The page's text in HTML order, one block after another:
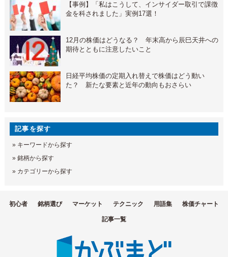
【事例】「私はこうして、インサイダー取引で課徴
金を科されました」実例17選！
12月の株価はどうなる？ 年末高から辰巳天井への
期待とともに注意したいこと
日経平均株価の定期入れ替えで株価はどう動い
た？ 新たな要素と近年の動向もおさらい
記事を探す
» キーワードから探す
» 銘柄から探す
» カテゴリーから探す
初心者 銘柄選び マーケット テクニック 用語集 株価チャート
記事一覧